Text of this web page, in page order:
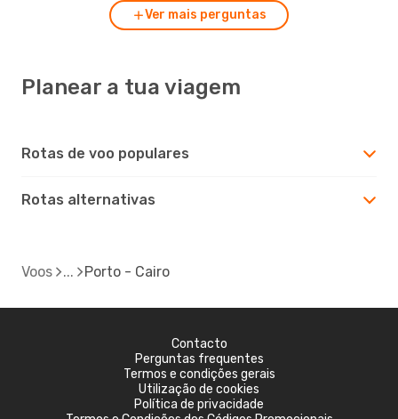
Ver mais perguntas
Planear a tua viagem
Rotas de voo populares
Rotas alternativas
Voos Porto - Cairo
Contacto
Perguntas frequentes
Termos e condições gerais
Utilização de cookies
Política de privacidade